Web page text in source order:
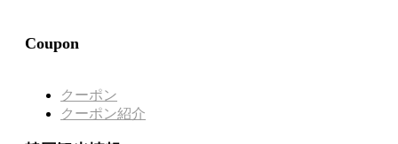
Coupon
クーポン
クーポン紹介